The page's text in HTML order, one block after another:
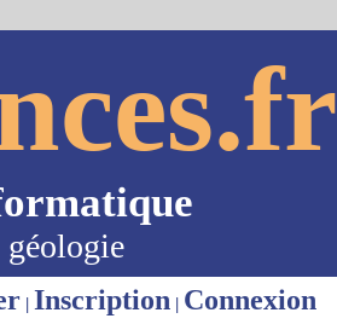
| Inscription | Connexion